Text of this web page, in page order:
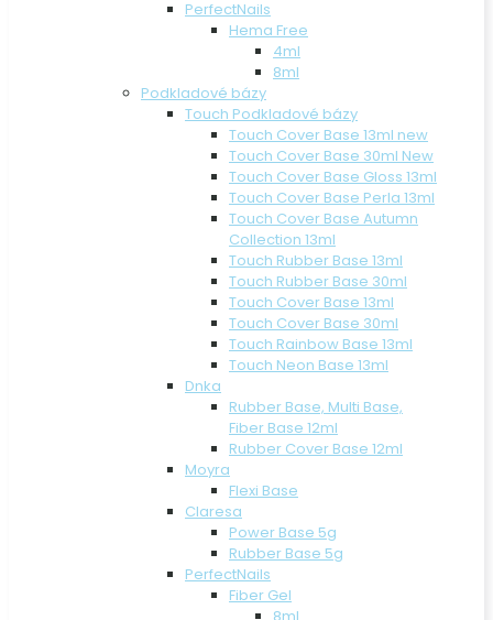
PerfectNails
Hema Free
4ml
8ml
Podkladové bázy
Touch Podkladové bázy
Touch Cover Base 13ml new
Touch Cover Base 30ml New
Touch Cover Base Gloss 13ml
Touch Cover Base Perla 13ml
Touch Cover Base Autumn
Collection 13ml
Touch Rubber Base 13ml
Touch Rubber Base 30ml
Touch Cover Base 13ml
Touch Cover Base 30ml
Touch Rainbow Base 13ml
Touch Neon Base 13ml
Dnka
Rubber Base, Multi Base,
Fiber Base 12ml
Rubber Cover Base 12ml
Moyra
Flexi Base
Claresa
Power Base 5g
Rubber Base 5g
PerfectNails
Fiber Gel